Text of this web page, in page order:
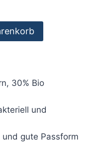
30% Bio
und
gute Passform